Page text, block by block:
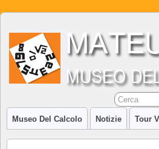
Museo Del Calcolo Notizie Tour